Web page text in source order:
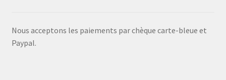
Nous acceptons les paiements par chèque carte-bleue et
Paypal.